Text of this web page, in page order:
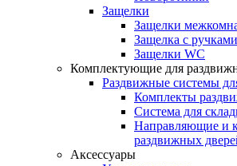
Защелки
Защелки
Защелка с
Защелки WC
Комплектующие для
Раздвижные системы
Комплекты
Система для
Направляющие и
раздвижных
Аксессуары